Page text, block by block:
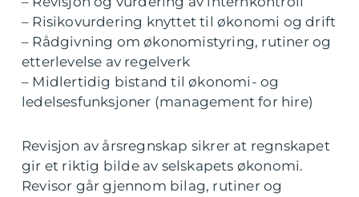
– Risikovurdering knyttet til økonomi og drift
– Rådgivning om økonomistyring, rutiner og
etterlevelse av regelverk
– Midlertidig bistand til økonomi- og
ledelsesfunksjoner (management for hire)
Revisjon av årsregnskap sikrer at regnskapet
gir et riktig bilde av selskapets økonomi.
Revisor går gjennom bilag, rutiner og